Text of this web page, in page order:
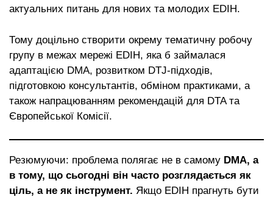
актуальних питань для нових та молодих EDIH.
Тому доцільно створити окрему тематичну робочу
групу в межах мережі EDIH, яка б займалася
адаптацією DMA, розвитком DTJ-підходів,
підготовкою консультантів, обміном практиками, а
також напрацюванням рекомендацій для DTA та
Європейської Комісії.
Резюмуючи: проблема полягає не в самому DMA, а
в тому, що сьогодні він часто розглядається як
ціль, а не як інструмент. Якщо EDIH прагнуть бути